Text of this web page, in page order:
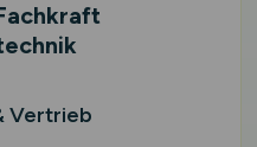
Vertrieb